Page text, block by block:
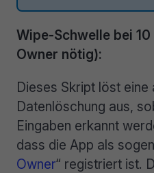
Wipe-Schwelle bei
Owner nötig):
Dieses Skript löst eine
Datenlöschung aus,
Eingaben erkannt
dass die App als
Owner“ registriert ist.